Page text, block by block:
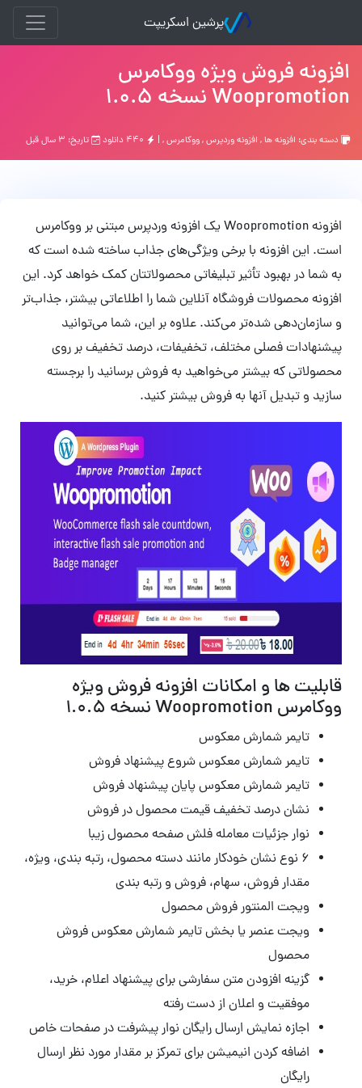
پرشین اسکریپت
افزونه فروش ویژه ووکامرس
Woopromotion نسخه 1.0.5
دسته بندی: افزونه ها, افزونه وردپرس,ووکامرس, | تاریخ: ۳ سال قبل
افزونه Woopromotion یک افزونه وردپرس مبتنی بر ووکامرس
است. این افزونه با برخی ویژگی‌های جذاب ساخته شده است که
به شما در بهبود تأثیر تبلیغاتی محصولاتتان کمک خواهد کرد. این
افزونه محصولات فروشگاه آنلاین شما را اطلاعاتی بیشتر، جذاب‌تر
و سازمان‌دهی شده‌تر می‌کند. علاوه بر این، شما می‌توانید
پیشنهادات فصلی مختلف، تخفیفات، درصد تخفیف بر روی
محصولاتی که بیشتر می‌خواهید به فروش برسانید را برجسته
سازید و تبدیل آنها به فروش بیشتر کنید.
قابلیت ها و امکانات افزونه فروش ویژه
ووکامرس Woopromotion نسخه 1.0.5
تایمر شمارش معکوس
تایمر شمارش معکوس شروع پیشنهاد فروش
تایمر شمارش معکوس پایان پیشنهاد فروش
نشان درصد تخفیف قیمت محصول در فروش
نوار جزئیات معامله فلش صفحه محصول زیبا
۶ نوع نشان خودکار
مانند دسته محصول، رتبه بندی، ویژه،
مقدار فروش، سهام، فروش و رتبه بندی
ویجت المنتور فروش محصول
ویجت عنصر یا بخش تایمر شمارش معکوس فروش
محصول
گزینه افزودن متن سفارشی برای پیشنهاد اعلام، خرید،
موفقیت و اعلان از دست رفته
اجازه نمایش ارسال رایگان نوار پیشرفت در صفحات خاص
اضافه کردن انیمیشن برای تمرکز بر مقدار مورد نظر ارسال
رایگان